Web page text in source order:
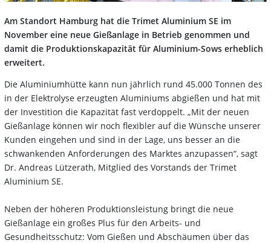
Am Standort Hamburg hat die Trimet Aluminium SE im
November eine neue Gießanlage in Betrieb genommen und
damit die Produktionskapazität für Aluminium-Sows erheblich
erweitert.
Die Aluminiumhütte kann nun jährlich rund 45.000 Tonnen des
in der Elektrolyse erzeugten Aluminiums abgießen und hat mit
der Investition die Kapazität fast verdoppelt. „Mit der neuen
Gießanlage können wir noch flexibler auf die Wünsche unserer
Kunden eingehen und sind in der Lage, uns besser an die
schwankenden Anforderungen des Marktes anzupassen“, sagt
Dr. Andreas Lützerath, Mitglied des Vorstands der Trimet
Aluminium SE.
Neben der höheren Produktionsleistung bringt die neue
Gießanlage ein großes Plus für den Arbeits- und
Gesundheitsschutz: Vom Gießen und Abschäumen über das